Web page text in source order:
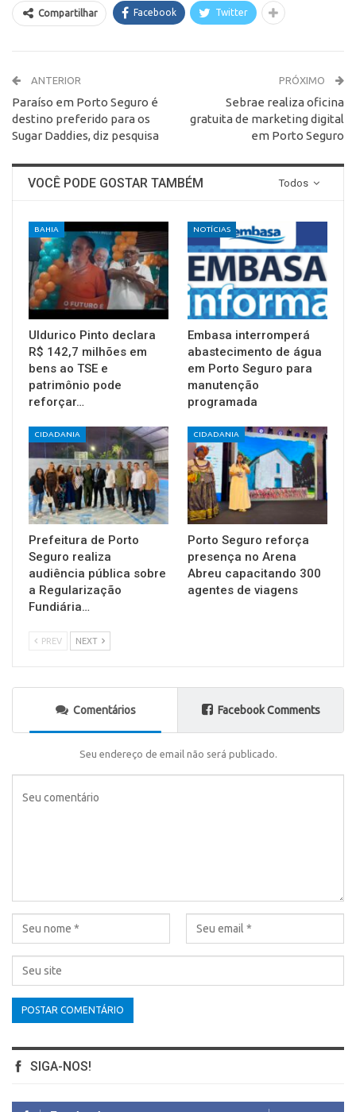
Compartilhar Facebook Twitter
ANTERIOR
Paraíso em Porto Seguro é
destino preferido para os
Sugar Daddies, diz pesquisa
PRÓXIMO
Sebrae realiza oficina
gratuita de marketing digital
em Porto Seguro
Todos
VOCÊ PODE GOSTAR TAMBÉM
BAHIA
Uldurico Pinto declara
R$ 142,7 milhões em
bens ao TSE e
patrimônio pode
reforçar…
NOTÍCIAS
Embasa interromperá
abastecimento de água
em Porto Seguro para
manutenção
programada
CIDADANIA
Prefeitura de Porto
Seguro realiza
audiência pública sobre
a Regularização
Fundiária…
CIDADANIA
Porto Seguro reforça
presença no Arena
Abreu capacitando 300
agentes de viagens
PREV NEXT
Comentários Facebook Comments
Seu endereço de email não será publicado.
SIGA-NOS!